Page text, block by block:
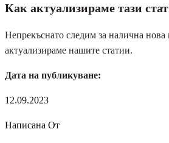
Как актуализираме тази
Непрекъснато следим за налична
актуализираме нашите статии.
Дата на публикуване:
12.09.2023
Написана От